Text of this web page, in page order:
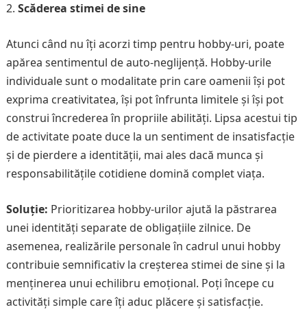
Scăderea stimei de sine
Atunci când nu îți acorzi timp pentru hobby-uri, poate
apărea sentimentul de auto-neglijență. Hobby-urile
individuale sunt o modalitate prin care oamenii își pot
exprima creativitatea, își pot înfrunta limitele și își pot
construi încrederea în propriile abilități. Lipsa acestui tip
de activitate poate duce la un sentiment de insatisfacție
și de pierdere a identității, mai ales dacă munca și
responsabilitățile cotidiene domină complet viața.
Soluție: Prioritizarea hobby-urilor ajută la păstrarea
unei identități separate de obligațiile zilnice. De
asemenea, realizările personale în cadrul unui hobby
contribuie semnificativ la creșterea stimei de sine și la
menținerea unui echilibru emoțional. Poți începe cu
activități simple care îți aduc plăcere și satisfacție.